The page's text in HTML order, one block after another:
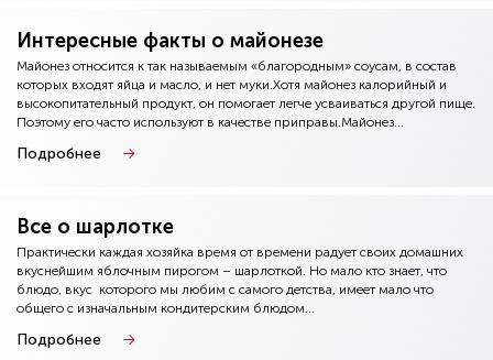
Интересные факты о майонезе
Майонез относится к так называемым «благородным» соусам, в состав
которых входят яйца и масло, и нет муки.Хотя майонез калорийный и
высокопитательный продукт, он помогает легче усваиваться другой пище.
Поэтому его часто используют в качестве приправы.Майонез...
Подробнее
Все о шарлотке
Практически каждая хозяйка время от времени радует своих домашних
вкуснейшим яблочным пирогом – шарлоткой. Но мало кто знает, что
блюдо, вкус которого мы любим с самого детства, имеет мало что
общего с изначальным кондитерским блюдом...
Подробнее